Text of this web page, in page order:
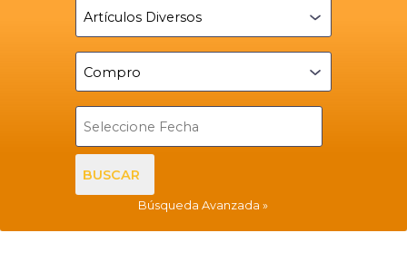
BUSCAR
Búsqueda Avanzada